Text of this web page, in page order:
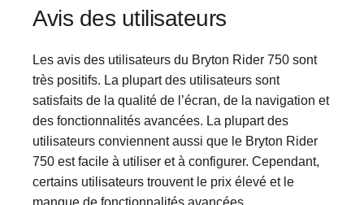
Avis des utilisateurs
Les avis des utilisateurs du Bryton Rider 750 sont
très positifs. La plupart des utilisateurs sont
satisfaits de la qualité de l’écran, de la navigation et
des fonctionnalités avancées. La plupart des
utilisateurs conviennent aussi que le Bryton Rider
750 est facile à utiliser et à configurer. Cependant,
certains utilisateurs trouvent le prix élevé et le
manque de fonctionnalités avancées.